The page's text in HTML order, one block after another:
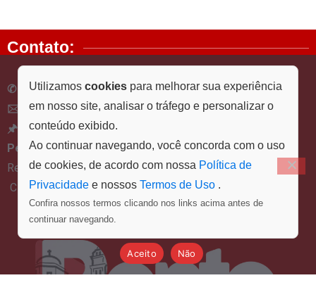
Utilizamos cookies para melhorar sua experiência
em nosso site, analisar o tráfego e personalizar o
conteúdo exibido.
Ao continuar navegando, você concorda com o uso
de cookies, de acordo com nossa Política de
Privacidade e nossos Termos de Uso .
Confira nossos termos clicando nos links acima antes de
continuar navegando.
Aceito Não
Contato:
✆ 82 9 8112-4539
🖂 contato@pontofinal.com.br
🖈 Rua 15 de Novembro, S/N, bairro Santo Antônio,
Penedo – AL, CEP 57.200-000
Responsável Técnico: Barreto Marketing Digital
CNPJ – 26841035/0001-47